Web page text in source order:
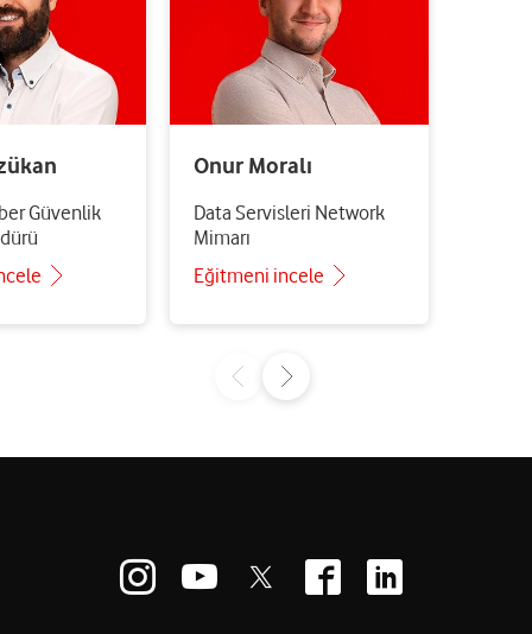
Güvenlik
Onur Moralı
Data Servisleri Network
Mimarı
Eğitmeni incele